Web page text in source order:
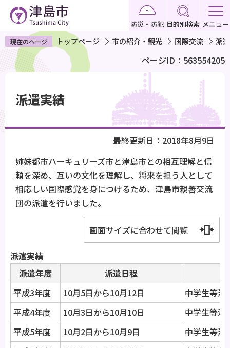
ペ
ー
ジ
で
す
防災・防犯 目的別検索 メニュー
現在のページ トップページ 市の紹介・観光 国際交流 派
ページID：563554205
派遣実績
最終更新日：2018年8月9日
姉妹都市ハーキュリーズ市と津島市との相互理解と信
頼を深め、互いの文化を理解し、将来を担う人として
相応しい国際感覚を身につけるため、津島市親善交流
団の派遣を行いました。
画面サイズに合わせて閲覧
派遣実績
派遣年度
派遣日程
平成3年度
10月5日から10月12日
中学生等派
平成4年度
10月3日から10月10日
中学生等派
平成5年度
10月2日から10月9日
中学生等派